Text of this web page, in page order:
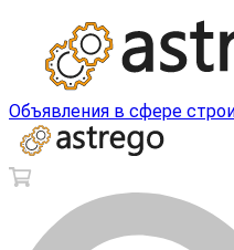
Объявления в сфере